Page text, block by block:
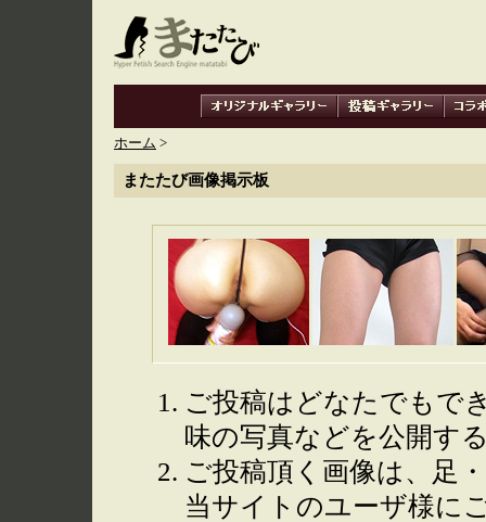
ホーム >
またたび画像掲示板
ご投稿はどなたでもで
味の写真などを公開す
ご投稿頂く画像は、足
当サイトのユーザ様に